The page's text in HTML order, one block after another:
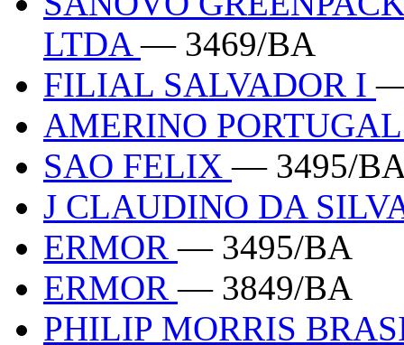
LTDA— 3469/BA
FILIAL SALVADOR I
AMERINO
SAO FELIX— 3495/
J CLAUDINO DA
ERMOR— 3495/BA
ERMOR— 3849/BA
PHILIP MORRIS